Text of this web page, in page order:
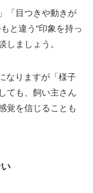
「目つきや動きが
と違う”印象を持っ
しましょう。
なりますが「様子
ても、 飼い主さん
覚を信じることも